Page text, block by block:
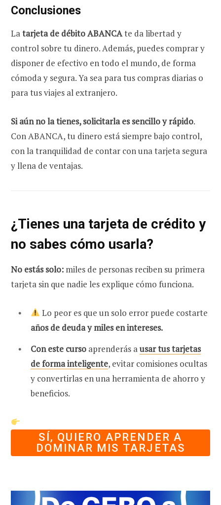
Concl usiones
Latarjeta de débito ABANCAte da libertad y
control sobre tu dinero. Además, puedes comprar y
disponer de efectivo en todo el mundo, de forma
cómoda y segura. Ya sea para tus compras diarias o
para tus viajes al extranjero.
Si aún no la tienes, solicitarla es sencillo y rápido.
Con ABANCA, tu dinero está siempre bajo control,
con la tranquilidad de contar con una tarjeta segura
y llena de ventajas.
¿Tienes una tarjeta de crédito y
no sabes cómo usarla?
No estás solo: miles de personas reciben su primera
tarjeta sin que nadie les explique cómo funciona.
Lo peor es que un solo error puede costarte
años de deuda y miles en intereses.
Con este curso aprenderás ausar tus tarjetas
de forma inteligente, evitar comisiones ocultas
y convertirlas en una herramienta de ahorro y
beneficios.
SÍ, QUIERO APRENDER A
DOMINAR MIS TARJETAS